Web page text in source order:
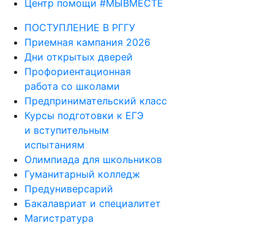
Центр помощи #МЫВМЕСТЕ
ПОСТУПЛЕНИЕ В РГГУ
Приемная кампания 2026
Дни открытых дверей
Профориентационная
работа со школами
Предпринимательский класс
Курсы подготовки к ЕГЭ
и вступительным
испытаниям
Олимпиада для школьников
Гуманитарный колледж
Предуниверсарий
Бакалавриат и специалитет
Магистратура